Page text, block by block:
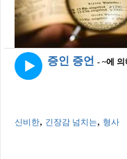
증인 증언 - ~에
신비한, 긴장감 넘치는, 형사